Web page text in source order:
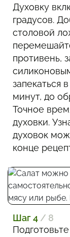
Духовку
градусов.
столовой
противень,
запекаться
минут, до
Точное
духовки.
духовок
конце
Шаг 4 / 8